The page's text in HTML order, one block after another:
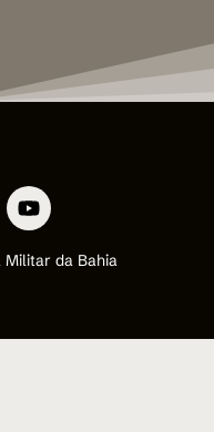
da Bahia